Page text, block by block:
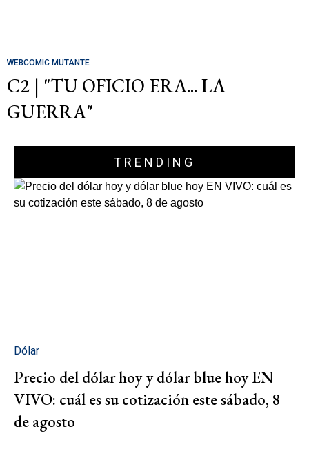
WEBCOMIC MUTANTE
C2 | "TU OFICIO ERA... LA
GUERRA"
TRENDING
Dólar
Precio del dólar hoy y dólar blue hoy EN
VIVO: cuál es su cotización este sábado, 8
de agosto